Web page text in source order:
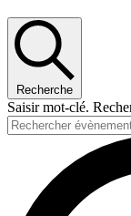
Recherche
Saisir mot-clé.